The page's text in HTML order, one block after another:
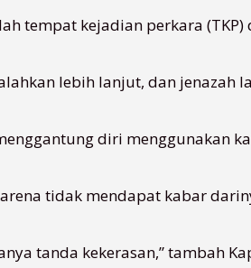
tempat kejadian perkara
lebih lanjut, dan jenazah
diri menggunakan
tidak mendapat kabar
tanda kekerasan,” tambah